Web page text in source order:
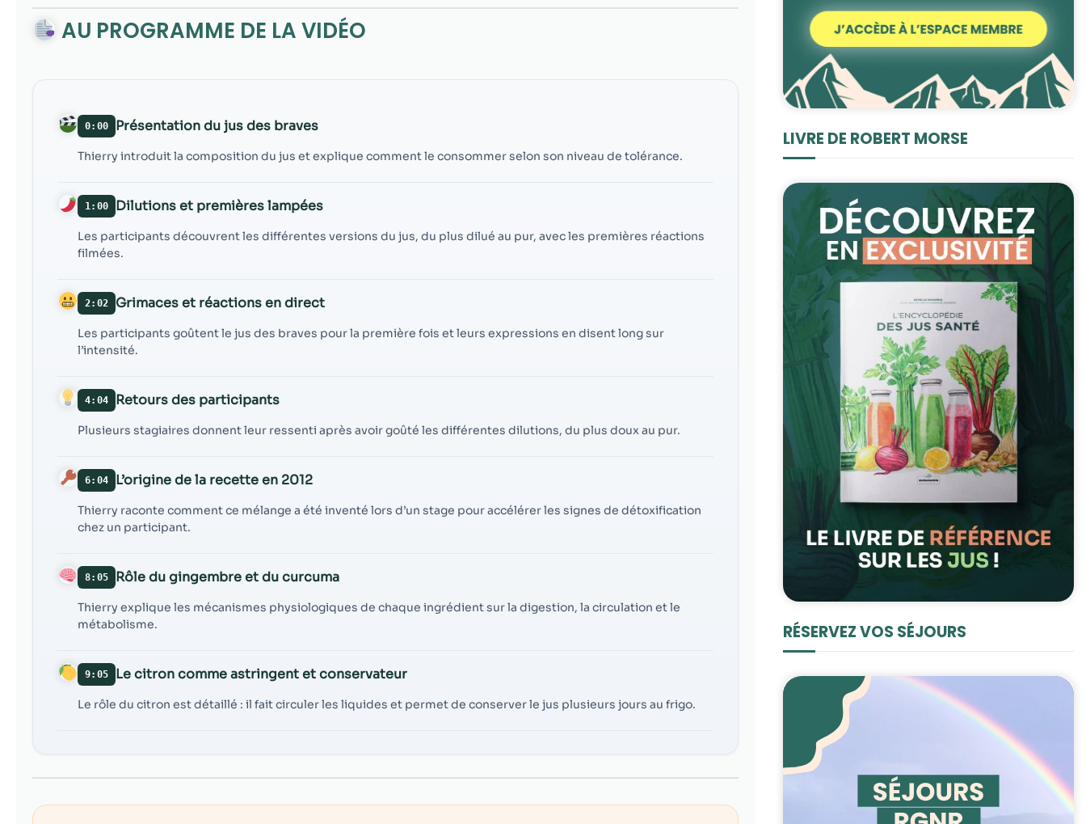
AU PROGRAMME DE LA VIDÉO
0:00 Présentation du jus des braves
Thierry introduit la composition du jus et explique comment le consommer selon son niveau de tolérance.
1:00 Dilutions et premières lampées
Les participants découvrent les différentes versions du jus, du plus dilué au pur, avec les premières réactions
filmées.
2:02 Grimaces et réactions en direct
Les participants goûtent le jus des braves pour la première fois et leurs expressions en disent long sur
l’intensité.
4:04 Retours des participants
Plusieurs stagiaires donnent leur ressenti après avoir goûté les différentes dilutions, du plus doux au pur.
6:04 L’origine de la recette en 2012
Thierry raconte comment ce mélange a été inventé lors d’un stage pour accélérer les signes de détoxification
chez un participant.
8:05 Rôle du gingembre et du curcuma
Thierry explique les mécanismes physiologiques de chaque ingrédient sur la digestion, la circulation et le
métabolisme.
9:05 Le citron comme astringent et conservateur
Le rôle du citron est détaillé : il fait circuler les liquides et permet de conserver le jus plusieurs jours au frigo.
LIVRE DE ROBERT MORSE
RÉSERVEZ VOS SÉJOURS
visitez notre
contenu et des